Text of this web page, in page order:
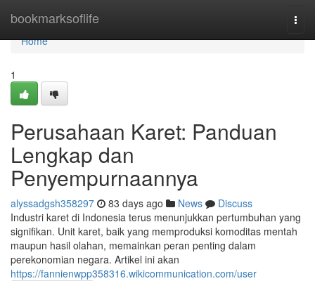
bookmarksoflife
Home
Home
1
Perusahaan Karet: Panduan
Lengkap dan
Penyempurnaannya
alyssadgsh358297 83 days ago News
Discuss
Industri karet di Indonesia terus menunjukkan pertumbuhan yang
signifikan. Unit karet, baik yang memproduksi komoditas mentah
maupun hasil olahan, memainkan peran penting dalam
perekonomian negara. Artikel ini akan
https://fannienwpp358316.wikicommunication.com/user